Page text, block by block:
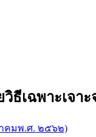
ธีเฉพาะเจ
าคมพ.ศ. ๒๕๖๒)